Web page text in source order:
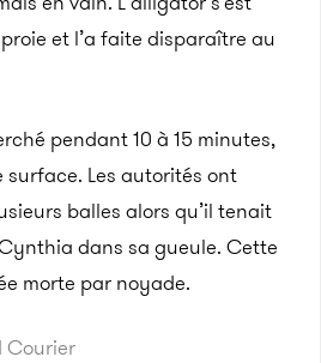
et l’a faite disparaître au
pendant 10 à 15 minutes,
surface. Les autorités ont
balles alors qu’il tenait
dans sa gueule. Cette
morte par noyade.
Courier